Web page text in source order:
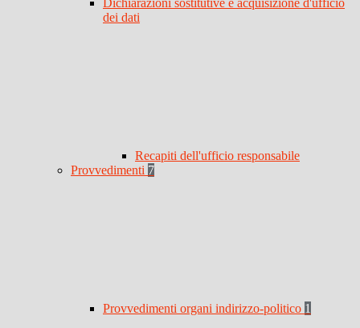
Dichiarazioni sostitutive e acquisizione d'ufficio
dei dati
Recapiti dell'ufficio responsabile
Provvedimenti 7
Provvedimenti organi indirizzo-politico 1